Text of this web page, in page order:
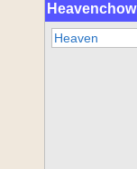
Heavenchow
Heaven